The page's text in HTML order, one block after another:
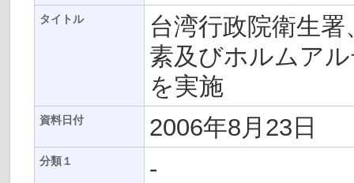
タイトル
台湾行政院衛生
素及びホルムア
を実施
資料日付 2006年8月23日
分類１ -